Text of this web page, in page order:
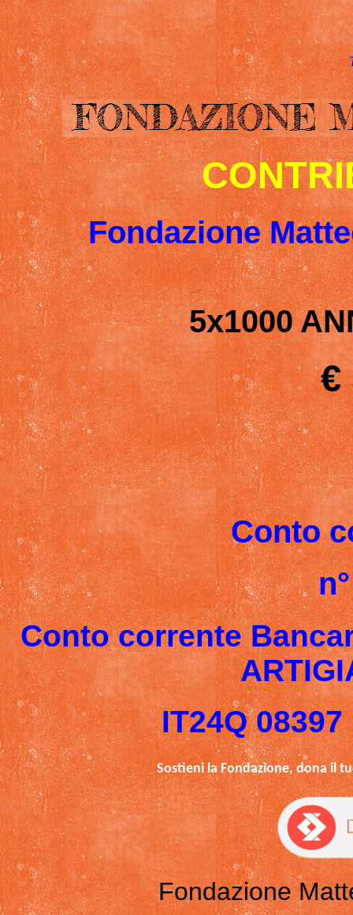
Fondazione
5x1000
€
Conto
Conto corrente
IT24Q
Sostieni la Fondazione, dona il
Fondazione